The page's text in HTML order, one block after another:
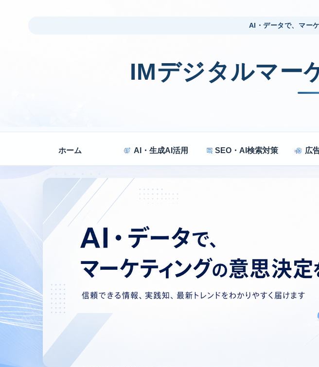
AI・データで、マー
IMデジタルマー
ホーム AI・生成AI活用 SEO・AI検索対策 広